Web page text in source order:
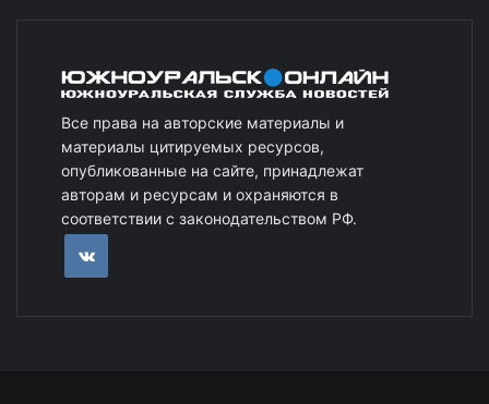
Все права на авторские материалы и
материалы цитируемых ресурсов,
опубликованные на сайте, принадлежат
авторам и ресурсам и охраняются в
соответствии с законодательством РФ.